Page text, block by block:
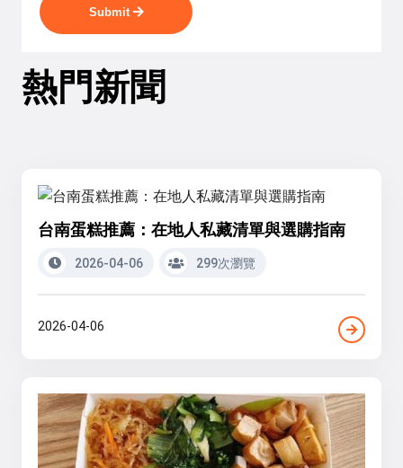
Submit
熱門新聞
台南蛋糕推薦：在地人私藏清單與選購指南
2026-04-06 299次瀏覽
2026-04-06